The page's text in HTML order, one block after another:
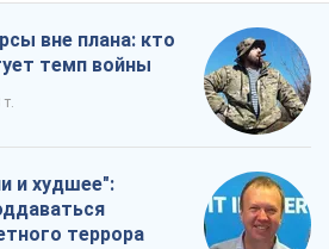
вне плана: кто
темп войны
т.
и худшее":
террора